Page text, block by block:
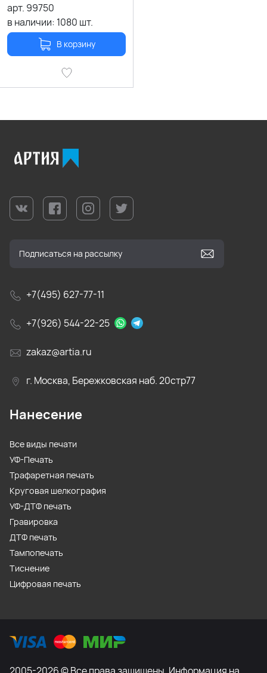
арт. 99750
в наличии: 1080 шт.
В корзину
+7(495) 627-77-11
+7(926) 544-22-25
zakaz@artia.ru
г. Москва, Бережковская наб. 20стр77
Нанесение
Все виды печати
УФ-Печать
Трафаретная печать
Круговая шелкография
УФ-ДТФ печать
Гравировка
ДТФ печать
Тампопечать
Тиснение
Цифровая печать